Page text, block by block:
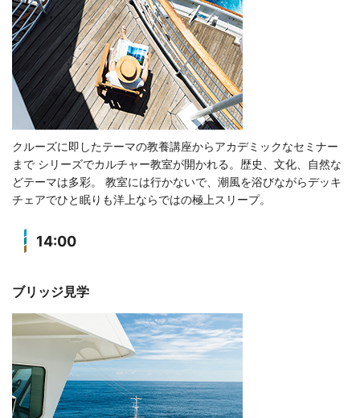
クルーズに即したテーマの教養講座からアカデミックなセミナー
まで シリーズでカルチャー教室が開かれる。歴史、文化、自然な
どテーマは多彩。 教室には行かないで、潮風を浴びながらデッキ
チェアでひと眠りも洋上ならではの極上スリープ。
14:00
ブリッジ見学